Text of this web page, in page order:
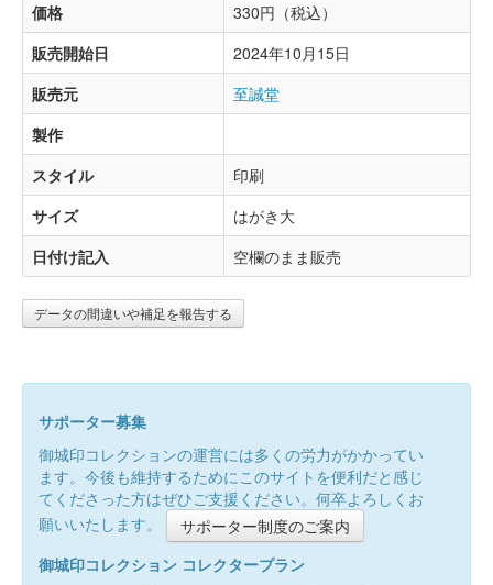
価格
330円（税込）
販売開始日
2024年10月15日
販売元
至誠堂
製作
スタイル
印刷
サイズ
はがき大
日付け記入
空欄のまま販売
データの間違いや補足を報告する
サポーター募集
御城印コレクションの運営には多くの労力がかかってい
ます。今後も維持するためにこのサイトを便利だと感じ
てくださった方はぜひご支援ください。何卒よろしくお
願いいたします。
サポーター制度のご案内
御城印コレクション コレクタープラン